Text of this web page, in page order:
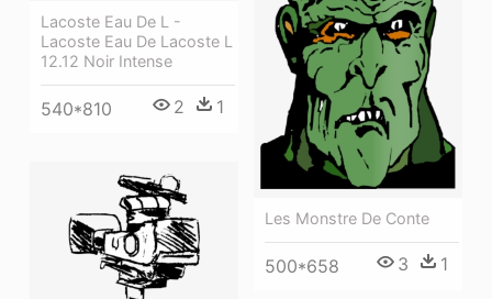
Lacoste Eau De L -
Lacoste Eau De Lacoste L
12.12 Noir Intense
540*810 2 1
Les Monstre De Conte
500*658 3 1